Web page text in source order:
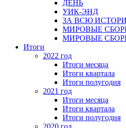
ДЕНЬ
УИК-ЭНД
ЗА ВСЮ
МИРОВЫЕ
МИРОВЫЕ
Итоги
2022 год
Итоги месяца
Итоги квартала
Итоги полугодия
2021 год
Итоги месяца
Итоги квартала
Итоги полугодия
2020 год